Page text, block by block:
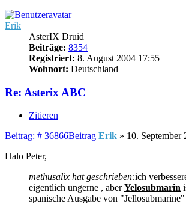
Erik
AsterIX Druid
Beiträge: 8354
Registriert: 8. August 2004 17:55
Wohnort: Deutschland
Re: Asterix ABC
Zitieren
Beitrag: # 36866Beitrag Erik » 10. September
Halo Peter,
methusalix hat geschrieben:ich
eigentlich ungerne , aberYelosubmarin
spanische Ausgabe von "Jellosubmarine"